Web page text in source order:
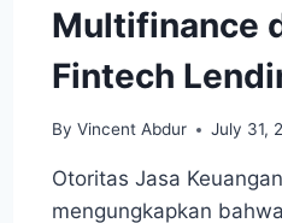
Multifinance
Fintech
By Vincent Abdur July 31,
Otoritas Jasa
mengungkapkan